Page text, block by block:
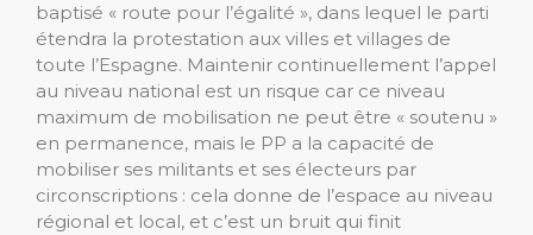
baptisé « route pour l’égalité », dans lequel le parti
étendra la protestation aux villes et villages de
toute l’Espagne. Maintenir continuellement l’appel
au niveau national est un risque car ce niveau
maximum de mobilisation ne peut être « soutenu »
en permanence, mais le PP a la capacité de
mobiliser ses militants et ses électeurs par
circonscriptions : cela donne de l’espace au niveau
régional et local, et c’est un bruit qui finit